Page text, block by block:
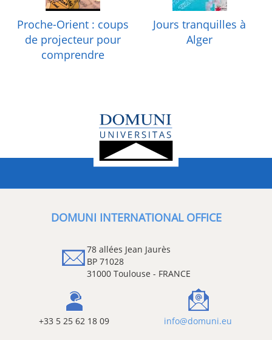
Proche-Orient : coups
de projecteur pour
comprendre
Jours tranquilles à
Alger
DOMUNI INTERNATIONAL OFFICE
78 allées Jean Jaurès
BP 71028
31000 Toulouse - FRANCE
+33 5 25 62 18 09 info@domuni.eu